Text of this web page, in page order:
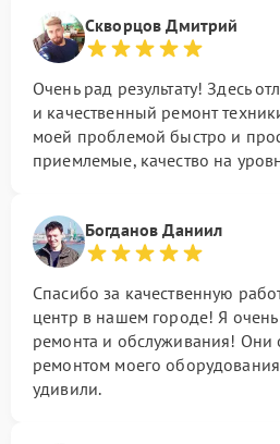
Скворцов Дмитрий
Очень рад результату! Здесь
и качественный ремонт
моей проблемой быстро и
приемлемые, качество на
Богданов Даниил
Спасибо за качественную
центр в нашем городе! Я очень
ремонта и обслуживания! Они
ремонтом моего
удивили.